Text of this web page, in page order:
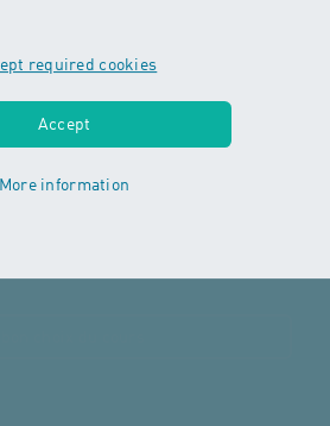
required cookies
Accept
More information
Wasser erleben
pour voir ton solde de points et
prime.